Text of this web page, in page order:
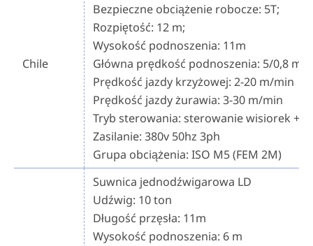
Chile
Bezpieczne obciążenie robocze: 5T;
Rozpiętość: 12 m;
Wysokość podnoszenia: 11m
Główna prędkość podnoszenia: 5/0,8 m/
Prędkość jazdy krzyżowej: 2-20 m/min
Prędkość jazdy żurawia: 3-30 m/min
Tryb sterowania: sterowanie wisiorek +
Zasilanie: 380v 50hz 3ph
Grupa obciążenia: ISO M5 (FEM 2M)
Suwnica jednodźwigarowa LD
Udźwig: 10 ton
Długość przęsła: 11m
Wysokość podnoszenia: 6 m